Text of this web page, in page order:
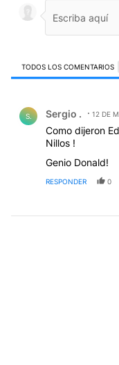
TODOS LOS COMENTARIOS
S. Sergio . 12 DE
Como dijeron
Nillos !
Genio Donald!
RESPONDER 0